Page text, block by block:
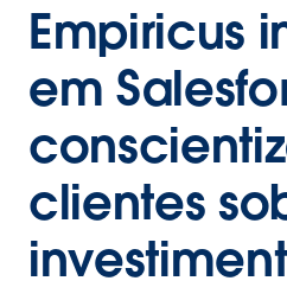
Empiricus
em
clientes